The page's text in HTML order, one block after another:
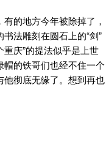
的地方今年被除掉了，
法雕刻在圆石上的“剑”
重庆”的提法似乎是上世
的铁哥们也经不住一个
彻底无缘了。想到再也